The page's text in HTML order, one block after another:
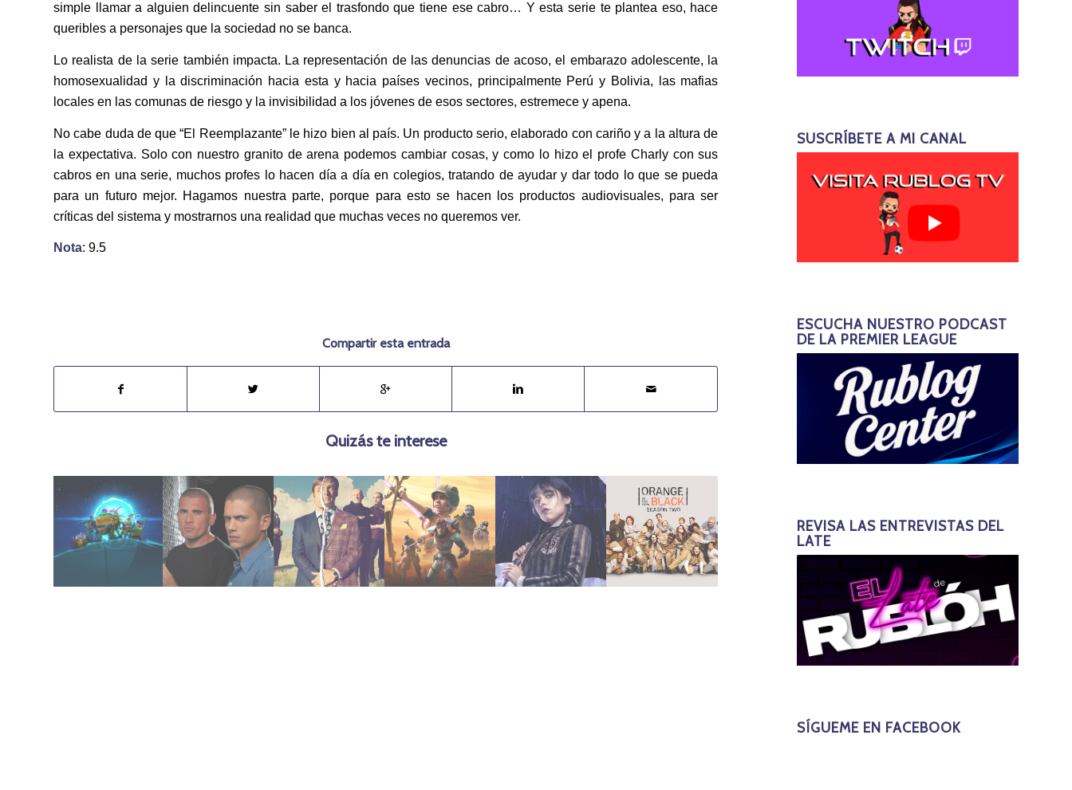
simple llamar a alguien delincuente sin saber el trasfondo que tiene ese cabro… Y esta serie te plantea eso, hace
queribles a personajes que la sociedad no se banca.
Lo realista de la serie también impacta. La representación de las denuncias de acoso, el embarazo adolescente, la
homosexualidad y la discriminación hacia esta y hacia países vecinos, principalmente Perú y Bolivia, las mafias
locales en las comunas de riesgo y la invisibilidad a los jóvenes de esos sectores, estremece y apena.
No cabe duda de que “El Reemplazante” le hizo bien al país. Un producto serio, elaborado con cariño y a la altura de
la expectativa. Solo con nuestro granito de arena podemos cambiar cosas, y como lo hizo el profe Charly con sus
cabros en una serie, muchos profes lo hacen día a día en colegios, tratando de ayudar y dar todo lo que se pueda
para un futuro mejor. Hagamos nuestra parte, porque para esto se hacen los productos audiovisuales, para ser
críticas del sistema y mostrarnos una realidad que muchas veces no queremos ver.
Nota: 9.5
Compartir esta entrada
Quizás te interese
SUSCRÍBETE A MI CANAL
ESCUCHA NUESTRO PODCAST
DE LA PREMIER LEAGUE
REVISA LAS ENTREVISTAS DEL
LATE
SÍGUEME EN FACEBOOK